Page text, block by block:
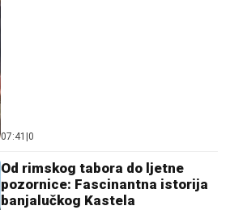
07:41 0
Od rimskog tabora do ljetne
pozornice: Fascinantna istorija
banjalučkog Kastela